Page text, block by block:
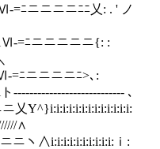
ﾆニニニニﾆﾆ乂: . ' ノ
=ﾆニニニニニ{: :
=ﾆニニニニﾆ>､:
---------------------------- ､
ニ乂Y^}i:i:i:i:i:i:i:i:i:i:i:i:i:
∧
ニニヽ∧i:i:i:i:i:i:i:i:i:i:ｉ: